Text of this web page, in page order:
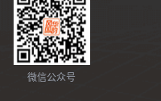
微信公众号